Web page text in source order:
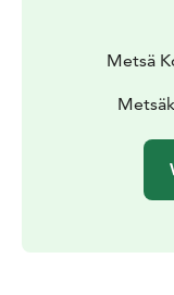
Metsä